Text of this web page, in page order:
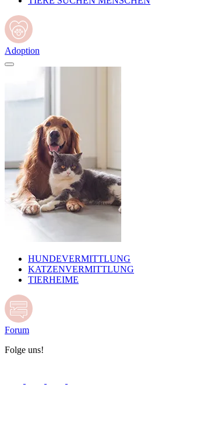
Adoption
HUNDEVERMITTLUNG
KATZENVERMITTLUNG
TIERHEIME
Forum
Folge uns!